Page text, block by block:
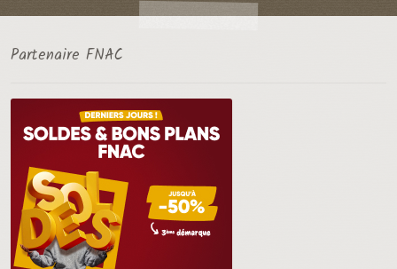
Partenaire FNAC